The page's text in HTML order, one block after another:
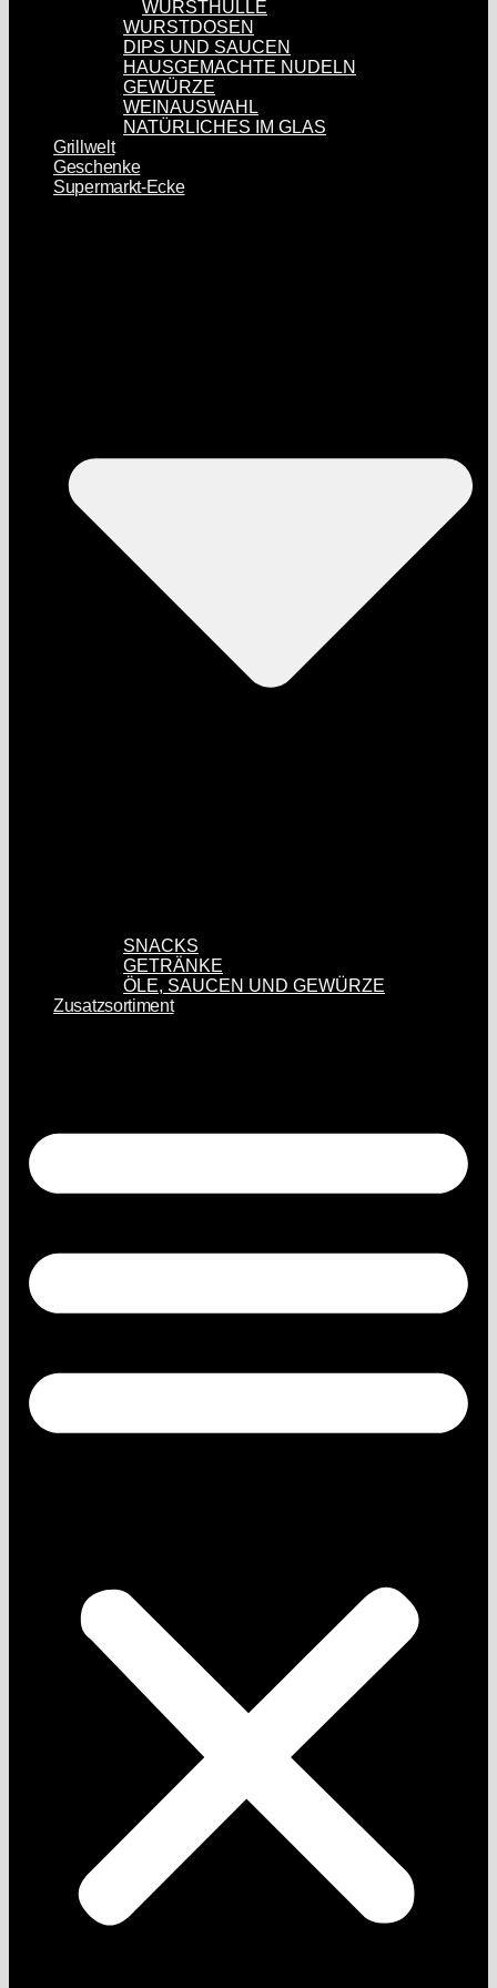
WURSTHÜLLE
WURSTDOSEN
DIPS UND SAUCEN
HAUSGEMACHTE NUDELN
GEWÜRZE
WEINAUSWAHL
NATÜRLICHES IM GLAS
Grillwelt
Geschenke
Supermarkt-Ecke
SNACKS
GETRÄNKE
ÖLE, SAUCEN UND GEWÜRZE
Zusatzsortiment